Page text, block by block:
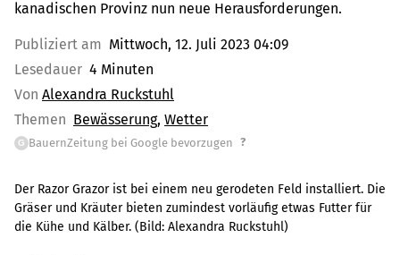
kanadischen Provinz nun neue Herausforderungen.
Publiziert am Mittwoch, 12. Juli 2023 04:09
Lesedauer 4 Minuten
Von Alexandra Ruckstuhl
Themen Bewässerung Wetter
G BauernZeitung bei Google bevorzugen ?
Der Razor Grazor ist bei einem neu gerodeten Feld installiert. Die
Gräser und Kräuter bieten zumindest vorläufig etwas Futter für
die Kühe und Kälber. (Bild: Alexandra Ruckstuhl)